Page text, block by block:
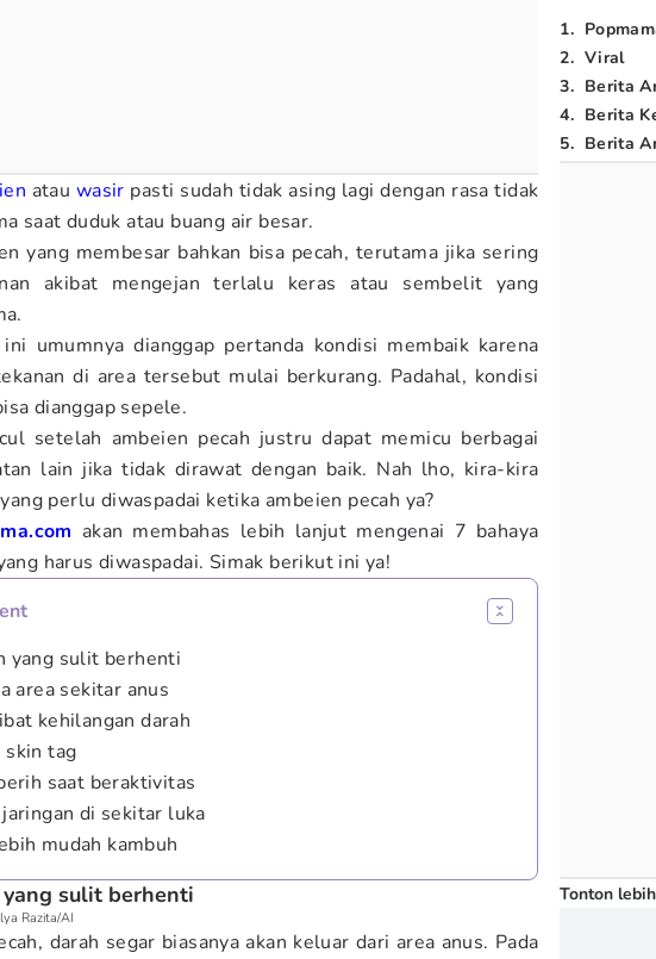
atau wasir pasti sudah tidak asing lagi dengan rasa tidak
saat duduk atau buang air besar.
yang membesar bahkan bisa pecah, terutama jika sering
akibat mengejan terlalu keras atau sembelit yang
umumnya dianggap pertanda kondisi membaik karena
di area tersebut mulai berkurang. Padahal, kondisi
dianggap sepele.
setelah ambeien pecah justru dapat memicu berbagai
lain jika tidak dirawat dengan baik. Nah lho, kira-kira
perlu diwaspadai ketika ambeien pecah ya?
akan membahas lebih lanjut mengenai 7 bahaya
harus diwaspadai. Simak berikut ini ya!
yang sulit berhenti
area sekitar anus
kehilangan darah
skin tag
saat beraktivitas
di sekitar luka
mudah kambuh
yang sulit berhenti
Razita/AI
darah segar biasanya akan keluar dari area anus. Pada
1.
2. Viral
3. Berita
4. Berita
5. Berita
Tonton